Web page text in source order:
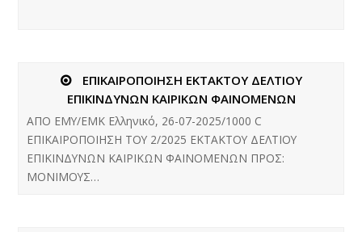
ΕΠΙΚΑΙΡΟΠΟΙΗΣΗ ΕΚΤΑΚΤΟΥ ΔΕΛΤΙΟΥ
ΕΠΙΚΙΝΔΥΝΩΝ ΚΑΙΡΙΚΩΝ ΦΑΙΝΟΜΕΝΩΝ
ΑΠΟ ΕΜΥ/ΕΜΚ Ελληνικό, 26-07-2025/1000 C
ΕΠΙΚΑΙΡΟΠΟΙΗΣΗ ΤΟΥ 2/2025 ΕΚΤΑΚΤΟΥ ΔΕΛΤΙΟΥ
ΕΠΙΚΙΝΔΥΝΩΝ ΚΑΙΡΙΚΩΝ ΦΑΙΝΟΜΕΝΩΝ ΠΡΟΣ:
ΜΟΝΙΜΟΥΣ…